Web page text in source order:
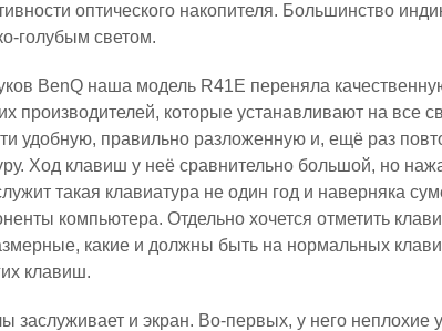
оптического накопителя. Большинство
голубым светом.
BenQ наша модель R41E переняла
производителей, которые устанавливают на все
удобную, правильно разложенную и, ещё раз
Ход клавиш у неё сравнительно большой, но
такая клавиатура не один год и наверняка
компьютера. Отдельно хочется отметить
какие и должны быть на нормальных
клавиш.
заслуживает и экран. Во-первых, у него неплохие